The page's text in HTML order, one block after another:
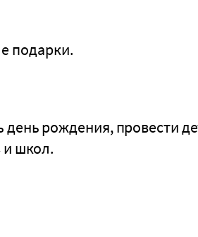
подарки.
рождения, провести
и школ.